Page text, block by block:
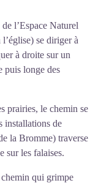
l’Espace Naturel
se diriger à
à droite sur un
puis longe des
prairies, le chemin se
installations de
la Bromme) traverse
sur les falaises.
qui grimpe